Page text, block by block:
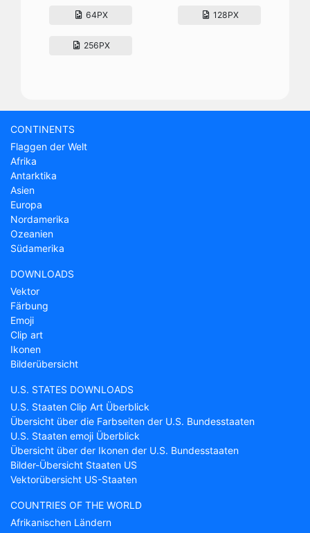
64PX 128PX
256PX
CONTINENTS
Flaggen der Welt
Afrika
Antarktika
Asien
Europa
Nordamerika
Ozeanien
Südamerika
DOWNLOADS
Vektor
Färbung
Emoji
Clip art
Ikonen
Bilderübersicht
U.S. STATES DOWNLOADS
U.S. Staaten Clip Art Überblick
Übersicht über die Farbseiten der U.S. Bundesstaaten
U.S. Staaten emoji Überblick
Übersicht über der Ikonen der U.S. Bundesstaaten
Bilder-Übersicht Staaten US
Vektorübersicht US-Staaten
COUNTRIES OF THE WORLD
Afrikanischen Ländern